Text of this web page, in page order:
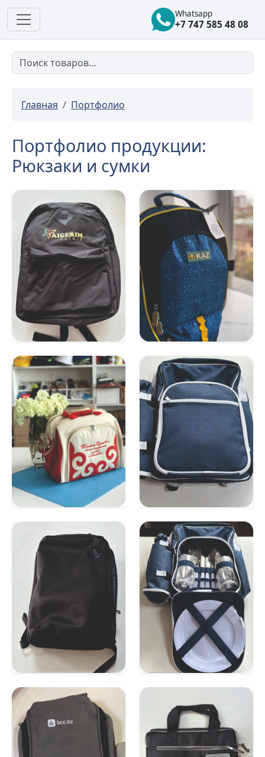
Whatsapp
+7 747 585 48 08
Главная Портфолио
Портфолио продукции:
Рюкзаки и сумки